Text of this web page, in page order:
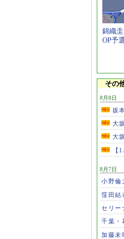
錦織
OP予
その
8月8日
坂
大
大
【
8月7日
小野倫
窪田結
セリー
千葉・
加藤未